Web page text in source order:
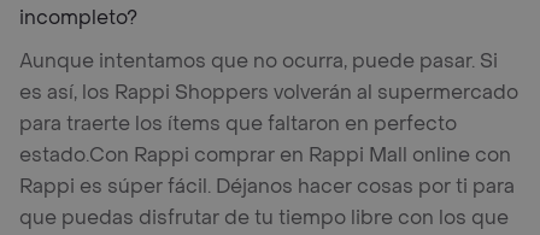
incompleto?
Aunque intentamos que no ocurra, puede pasar. Si
es así, los Rappi Shoppers volverán al supermercado
para traerte los ítems que faltaron en perfecto
estado.Con Rappi comprar en Rappi Mall online con
Rappi es súper fácil. Déjanos hacer cosas por ti para
que puedas disfrutar de tu tiempo libre con los que